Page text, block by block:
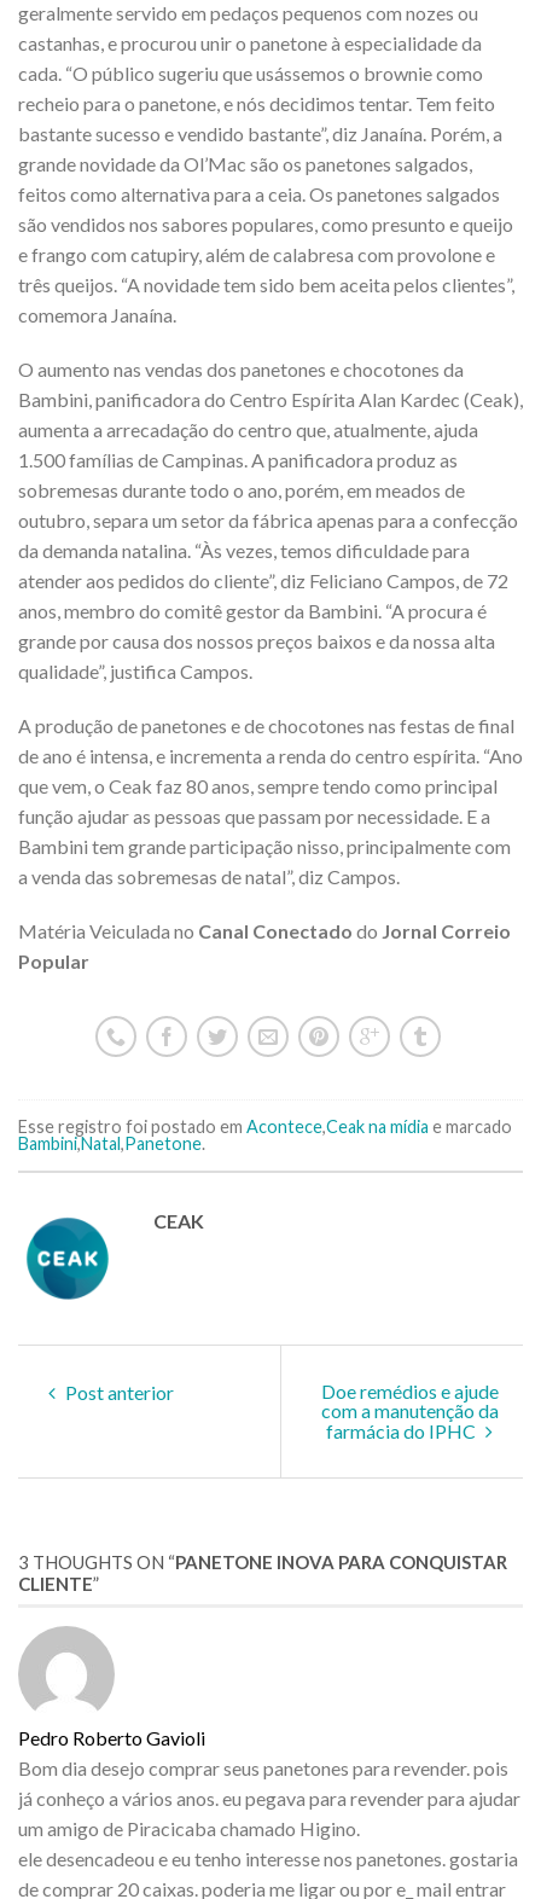
geralmente servido em pedaços pequenos com nozes ou
castanhas, e procurou unir o panetone à especialidade da
cada. “O público sugeriu que usássemos o brownie como
recheio para o panetone, e nós decidimos tentar. Tem feito
bastante sucesso e vendido bastante”, diz Janaína. Porém, a
grande novidade da Ol’Mac são os panetones salgados,
feitos como alternativa para a ceia. Os panetones salgados
são vendidos nos sabores populares, como presunto e queijo
e frango com catupiry, além de calabresa com provolone e
três queijos. “A novidade tem sido bem aceita pelos clientes”,
comemora Janaína.
O aumento nas vendas dos panetones e chocotones da
Bambini, panificadora do Centro Espírita Alan Kardec (Ceak),
aumenta a arrecadação do centro que, atualmente, ajuda
1.500 famílias de Campinas. A panificadora produz as
sobremesas durante todo o ano, porém, em meados de
outubro, separa um setor da fábrica apenas para a confecção
da demanda natalina. “Às vezes, temos dificuldade para
atender aos pedidos do cliente”, diz Feliciano Campos, de 72
anos, membro do comitê gestor da Bambini. “A procura é
grande por causa dos nossos preços baixos e da nossa alta
qualidade”, justifica Campos.
A produção de panetones e de chocotones nas festas de final
de ano é intensa, e incrementa a renda do centro espírita. “Ano
que vem, o Ceak faz 80 anos, sempre tendo como principal
função ajudar as pessoas que passam por necessidade. E a
Bambini tem grande participação nisso, principalmente com
a venda das sobremesas de natal”, diz Campos.
Matéria Veiculada no Canal Conectado do Jornal Correio
Popular
Esse registro foi postado em Acontece,Ceak na mídia e marcado
Bambini,Natal , Panetone.
CEAK
Post anterior
Doe remédios e ajude
com a manutenção da
farmácia do IPHC
3 THOUGHTS ON “PANETONE INOVA PARA CONQUISTAR
CLIENTE”
Pedro Roberto Gavioli
Bom dia desejo comprar seus panetones para revender. pois
já conheço a vários anos. eu pegava para revender para ajudar
um amigo de Piracicaba chamado Higino.
ele desencadeou e eu tenho interesse nos panetones. gostaria
de comprar 20 caixas. poderia me ligar ou por e_ mail entrar